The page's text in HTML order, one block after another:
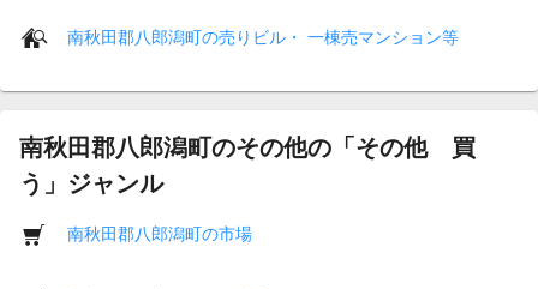
南秋田郡八郎潟町の売りビル・ 一棟売マンション等
南秋田郡八郎潟町のその他の「その他 買
う」ジャンル
南秋田郡八郎潟町の市場